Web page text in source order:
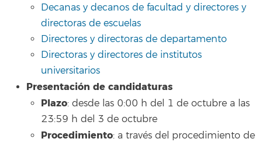
Decanas y decanos de facultad y directores y
directoras de escuelas
Directores y directoras de departamento
Directoras y directores de institutos
universitarios
Presentación de candidaturas
Plazo: desde las 0:00 h del 1 de octubre a las
23:59 h del 3 de octubre
Procedimiento: a través del procedimiento de